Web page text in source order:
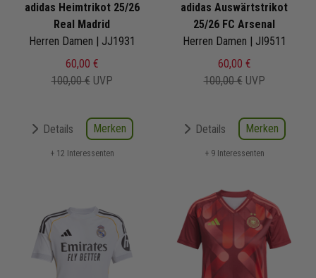
adidas Heimtrikot 25/26
Real Madrid
Herren Damen | JJ1931
60,00 €
100,00 € UVP
Details Merken
+ 12 Interessenten
adidas Auswärtstrikot
25/26 FC Arsenal
Herren Damen | JI9511
60,00 €
100,00 € UVP
Details Merken
+ 9 Interessenten